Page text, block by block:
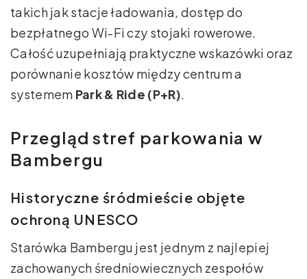
takich jak stacje ładowania, dostęp do
bezpłatnego Wi-Fi czy stojaki rowerowe.
Całość uzupełniają praktyczne wskazówki oraz
porównanie kosztów między centrum a
systemem Park & Ride (P+R).
Przegląd stref parkowania w
Bambergu
Historyczne śródmieście objęte
ochroną UNESCO
Starówka Bambergu jest jednym z najlepiej
zachowanych średniowiecznych zespołów